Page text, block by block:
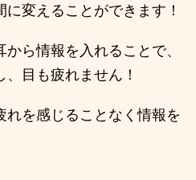
変えることができます！
ら情報を入れることで、
目も疲れません！
を感じることなく情報を